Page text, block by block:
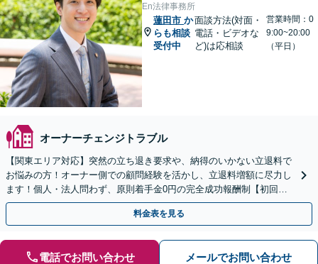
En法律事務所
蓮田市 か
らも相談
受付中
面談方法(対面・
電話・ビデオな
ど)は応相談
営業時間：0
9:00~20:00
（平日）
オーナーチェンジトラブル
【関東エリア対応】突然の立ち退き要求や、納得のいかない立退料で
お悩みの方！オーナー側での顧問経験を活かし、立退料増額に尽力し
ます！個人・法人問わず、原則着手金0円の完全成功報酬制【初回相
談30分無料】【オンライン対応可】【夜間休日相談可】
料金表を見る
電話でお問い合わせ メールでお問い合わせ